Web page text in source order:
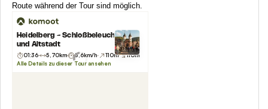
Route während der Tour sind möglich.